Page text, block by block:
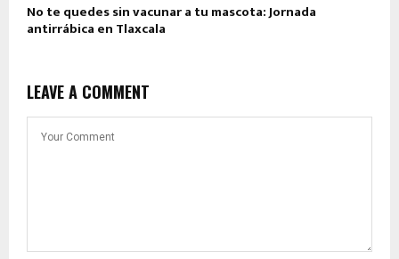
No te quedes sin vacunar a tu mascota: Jornada
antirrábica en Tlaxcala
LEAVE A COMMENT